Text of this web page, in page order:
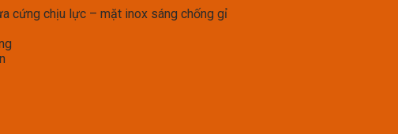
cứng chịu lực – mặt inox sáng chống gỉ